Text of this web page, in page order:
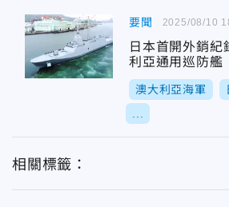
要聞
日本首開外銷
利亞通用巡防艦
澳大利亞海軍
2025/08/10
相關標籤：